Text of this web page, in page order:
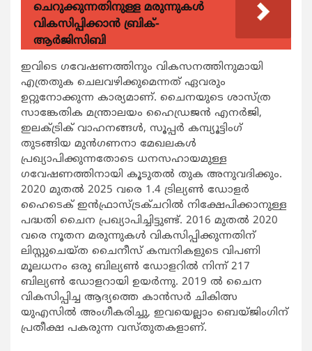
ചെറുക്കുന്നതിനുള്ള മരുന്നുകള്‍
വികസിപ്പിക്കാന്‍ ബ്രിക്-
ആര്‍ജിസിബി
ഇവിടെ ഗവേഷണത്തിനും വികസനത്തിനുമായി
എത്രതുക ചെലവഴിക്കുമെന്നത് ഏവരും
ഉറ്റുനോക്കുന്ന കാര്യമാണ്. ചൈനയുടെ ശാസ്ത്ര
സാങ്കേതിക മന്ത്രാലയം ഹൈഡ്രജന്‍ എനര്‍ജി,
ഇലക്ട്രിക് വാഹനങ്ങള്‍, സൂപ്പര്‍ കമ്പ്യൂട്ടിംഗ്
തുടങ്ങിയ മുന്‍ഗണനാ മേഖലകള്‍
പ്രഖ്യാപിക്കുന്നതോടെ ധനസഹായമുള്ള
ഗവേഷണത്തിനായി കൂടുതല്‍ തുക അനുവദിക്കും.
2020 മുതല്‍ 2025 വരെ 1.4 ട്രില്യണ്‍ ഡോളര്‍
ഹൈടെക് ഇന്‍ഫ്രാസ്ട്രക്ചറില്‍ നിക്ഷേപിക്കാനുള്ള
പദ്ധതി ചൈന പ്രഖ്യാപിച്ചിട്ടുണ്ട്. 2016 മുതല്‍ 2020
വരെ നൂതന മരുന്നുകള്‍ വികസിപ്പിക്കുന്നതിന്
ലിസ്റ്റുചെയ്ത ചൈനീസ് കമ്പനികളുടെ വിപണി
മൂലധനം ഒരു ബില്യണ്‍ ഡോളറില്‍ നിന്ന് 217
ബില്യണ്‍ ഡോളറായി ഉയര്‍ന്നു. 2019 ല്‍ ചൈന
വികസിപ്പിച്ച ആദ്യത്തെ കാന്‍സര്‍ ചികിത്സ
യുഎസില്‍ അംഗീകരിച്ചു, ഇവയെല്ലാം ബെയ്ജിംഗിന്
പ്രതീക്ഷ പകരുന്ന വസ്തുതകളാണ്.